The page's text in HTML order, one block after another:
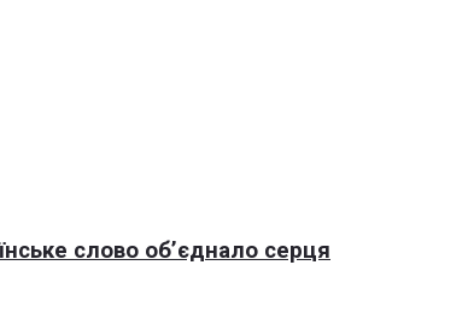
слово об’єднало серця